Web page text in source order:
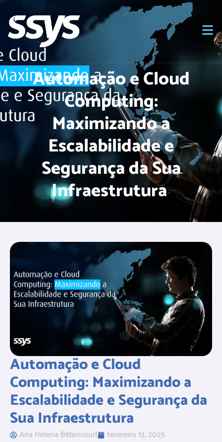
Automação e Cloud
Computing:
Maximizando a
Escalabilidade e
Segurança da Sua
Infraestrutura
Automação e Cloud
Computing: Maximizando a
Escalabilidade e Segurança da
Sua Infraestrutura
Ana Helena Bittencourt
fevereiro 13, 2025